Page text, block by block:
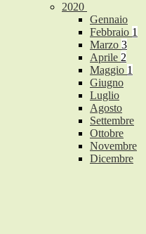
2020
Gennaio
Febbraio 1
Marzo 3
Aprile 2
Maggio 1
Giugno
Luglio
Agosto
Settembre
Ottobre
Novembre
Dicembre